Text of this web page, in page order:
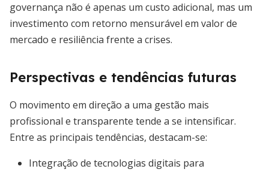
governança não é apenas um custo adicional, mas um
investimento com retorno mensurável em valor de
mercado e resiliência frente a crises.
Perspectivas e tendências futuras
O movimento em direção a uma gestão mais
profissional e transparente tende a se intensificar.
Entre as principais tendências, destacam-se:
Integração de tecnologias digitais para